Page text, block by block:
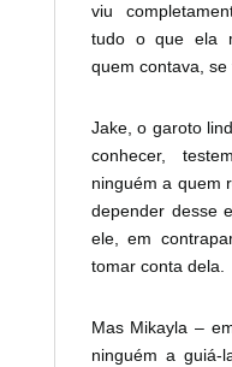
viu
tudo o que ela
quem contava, se
Jake, o garoto
conhecer,
ninguém a quem
depender desse
ele, em
tomar conta dela.
Mas Mikayla –
ninguém a guiá-